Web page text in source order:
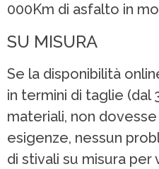
000Km di asfalto in
SU MISURA
Se la disponibilità
in termini di taglie (dal
materiali, non
esigenze, nessun
di stivali su misura per